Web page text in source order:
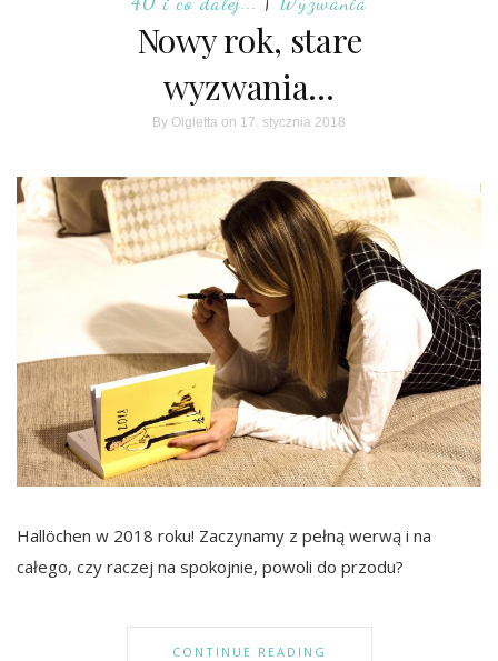
Nowy rok, stare
wyzwania…
By Olgietta on 17. stycznia 2018
Hallöchen w 2018 roku! Zaczynamy z pełną werwą i na
całego, czy raczej na spokojnie, powoli do przodu?
CONTINUE READING